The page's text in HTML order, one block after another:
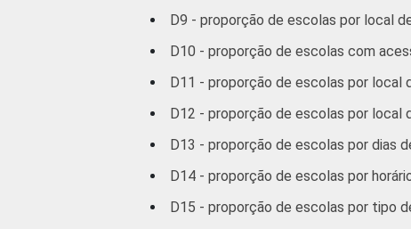
D9 - proporção de escolas por local
D10 - proporção de escolas com
D11 - proporção de escolas por local
D12 - proporção de escolas por local
D13 - proporção de escolas por dias
D14 - proporção de escolas por
D15 - proporção de escolas por tipo